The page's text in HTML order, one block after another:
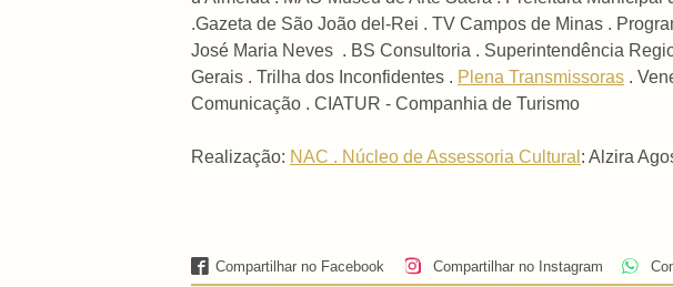
.Gazeta de São João del-Rei . TV Campos de Minas .
José Maria Neves . BS Consultoria . Superintendência
Gerais . Trilha dos Inconfidentes . Plena Transmissoras .
Comunicação . CIATUR - Companhia de Turismo
Realização: NAC . Núcleo de Assessoria Cultural : Alzira
Compartilhar no Facebook Compartilhar no Instagram